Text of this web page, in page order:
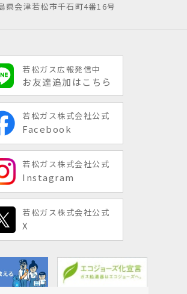
県会津若松市千石町4番16号
若松ガス広報発信中
お友達追加はこちら
若松ガス株式会社公式
Facebook
若松ガス株式会社公式
Instagram
若松ガス株式会社公式
X